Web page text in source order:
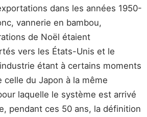
dans les années 1950-
vannerie en bambou,
de Noël étaient
vers les États-Unis et le
étant à certains moments
celle du Japon à la même
laquelle le système est arrivé
pendant ces 50 ans, la définition